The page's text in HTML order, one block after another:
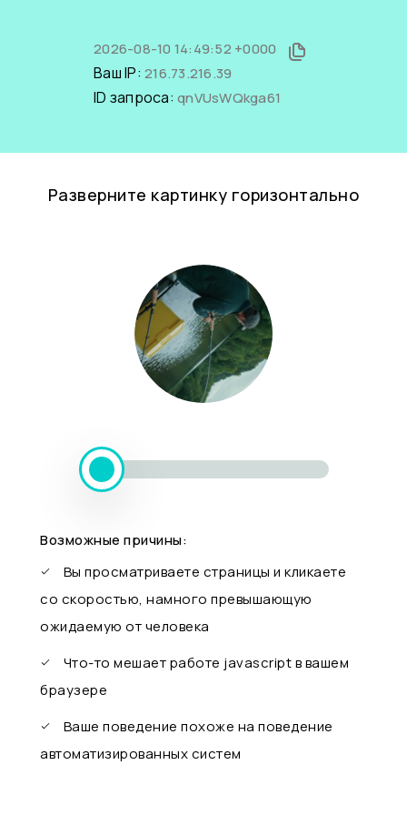
2026-08-10 14:49:52 +0000
Ваш IP: 216.73.216.39
ID запроса: qnVUsWQkga61
Разверните картинку горизонтально
Возможные причины:
Вы просматриваете страницы и кликаете
со скоростью, намного превышающую
ожидаемую от человека
Что-то мешает работе javascript в вашем
браузере
Ваше поведение похоже на поведение
автоматизированных систем